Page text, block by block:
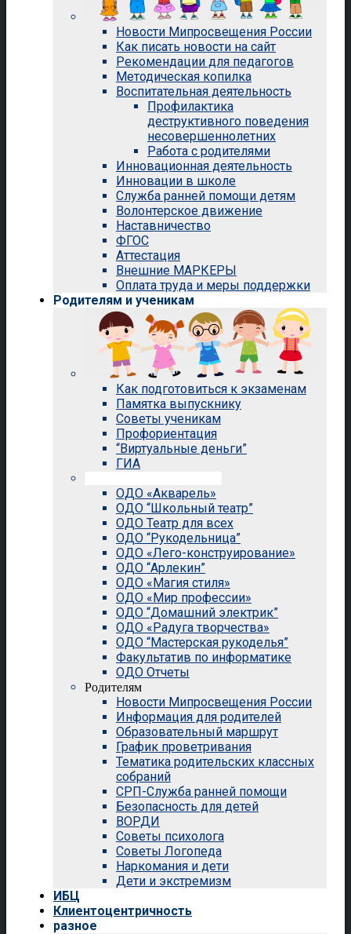
Новости Мипросвещения России
Как писать новости на сайт
Рекомендации для педагогов
Методическая копилка
Воспитательная деятельность
Профилактика
деструктивного поведения
несовершеннолетних
Работа с родителями
Инновационная деятельность
Инновации в школе
Служба ранней помощи детям
Волонтерское движение
Наставничество
ФГОС
Аттестация
Внешние МАРКЕРЫ
Оплата труда и меры поддержки
Родителям и ученикам
Как подготовиться к экзаменам
Памятка выпускнику
Советы ученикам
Профориентация
“Виртуальные деньги”
ГИА
ОДО «Акварель»
ОДО “Школьный театр”
ОДО Театр для всех
ОДО “Рукодельница”
ОДО «Лего-конструирование»
ОДО “Арлекин”
ОДО «Магия стиля»
ОДО «Мир профессии»
ОДО “Домашний электрик”
ОДО «Радуга творчества»
ОДО “Мастерская рукоделья”
Факультатив по информатике
ОДО Отчеты
Родителям
Новости Мипросвещения России
Информация для родителей
Образовательный маршрут
График проветривания
Тематика родительских классных
собраний
СРП-Служба ранней помощи
Безопасность для детей
ВОРДИ
Советы психолога
Советы Логопеда
Наркомания и дети
Дети и экстремизм
ИБЦ
Клиентоцентричность
разное